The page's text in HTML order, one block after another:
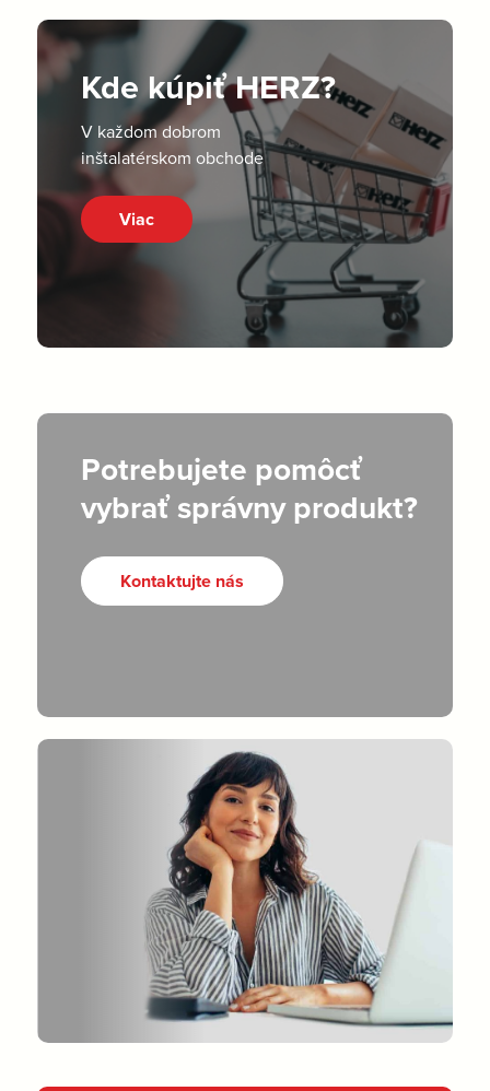
Kde kúpiť HERZ?
V každom dobrom
inštalatérskom obchode
Viac
Potrebujete pomôcť
vybrať správny produkt?
Kontaktujte nás